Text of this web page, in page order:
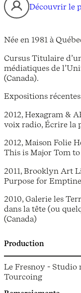
Découvrir le
Née en 1981 à
Cursus Titulaire
médiatiques de
(Canada).
Expositions
2012, Hexagram &
voix radio, Écrire la
2012, Maison Folie
This is Major Tom
2011, Brooklyn Art
Purpose for
2010, Galerie les
dans la tête (ou
(Canada)
Production
Le Fresnoy - Studio
Tourcoing